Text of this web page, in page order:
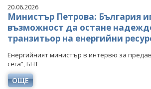
20.06.2026
Министър Петрова: България
възможност да остане
транзитьор на енергийни
Енергийният министър в интервю за
сега“, БНТ
ОЩЕ